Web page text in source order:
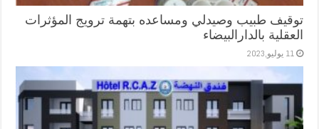
توقيف طبيب وصيدلي ومساعده بتهمة ترويج المؤثرات
العقلية بالدارالبيضاء
11 يوليو,2023